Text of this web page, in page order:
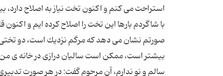
استراحت مى كنم و اكنون تخت نیاز به اصلاح
با شاگردم بارها این تخت را اصلاح كرده ایم و
صورتم نشان مى دهد كه مرگم نزدیك است، دو
بیشتر است، ممكن است سالیان درازى در خانه ى
سالم و نو ندارم، آن مرحوم گفت: در هر صورت